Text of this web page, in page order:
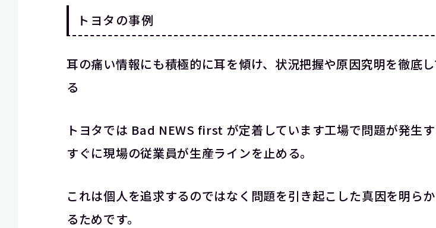
トヨタの事例
耳の痛い情報にも積極的に耳を傾け、状況把握や原因究明を徹底
る
トヨタでは Bad NEWS first が定着しています工場で問題が発生
すぐに現場の従業員が生産ラインを止める。
これは個人を追求するのではなく問題を引き起こした真因を明ら
るためです。